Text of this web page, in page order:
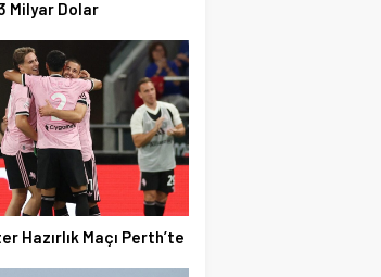
Milyar Dolar
Hazırlık Maçı Perth’te